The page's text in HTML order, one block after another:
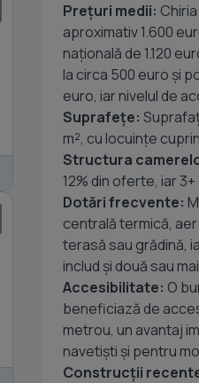
Prețuri medii:
aproximativ 1.600
națională de 1.120
la circa 500 euro și
euro, iar nivelul de
Suprafețe:
m², cu locuințe
Structura
12% din oferte, iar
Dotări frecvente:
centrală termică,
terasă sau grădină,
includ și două sau
Accesibilitate: O
beneficiază de
metrou, un avantaj
navetiști și pentru
Construcții